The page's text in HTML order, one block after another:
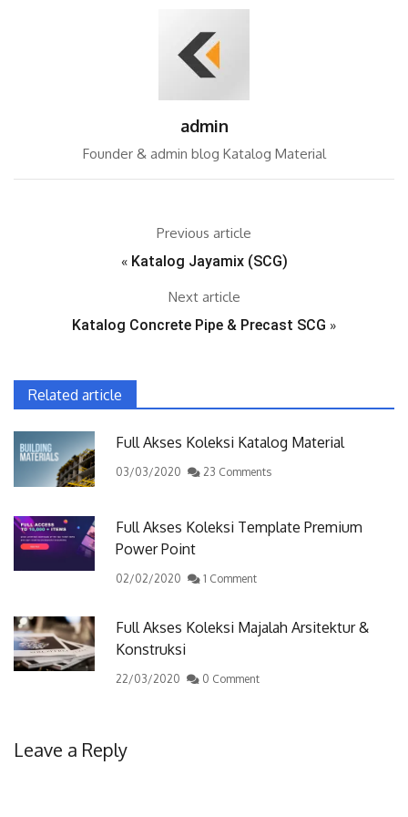
admin
Founder & admin blog Katalog Material
Previous article
« Katalog Jayamix (SCG)
Next article
Katalog Concrete Pipe & Precast SCG »
Related article
Full Akses Koleksi Katalog Material
03/03/2020 23 Comments
Full Akses Koleksi Template Premium
Power Point
02/02/2020 1 Comment
Full Akses Koleksi Majalah Arsitektur &
Konstruksi
22/03/2020 0 Comment
Leave a Reply